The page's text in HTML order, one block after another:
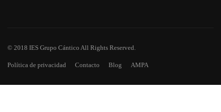
© 2018 IES Grupo Cántico All Rights Reserved.
Política de privacidad Contacto Blog AMPA